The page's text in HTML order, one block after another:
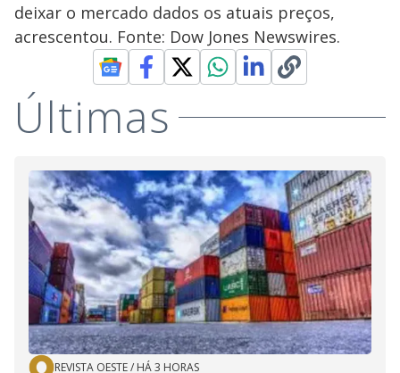
deixar o mercado dados os atuais preços,
acrescentou. Fonte: Dow Jones Newswires.
Últimas
REVISTA OESTE/ HÁ 3 HORAS